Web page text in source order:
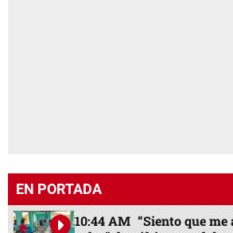
EN PORTADA
10:44 AM “Siento que me